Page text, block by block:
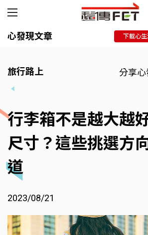
心發現文章 下載心
旅行路上 分享
行李箱不是越大越
尺寸？這些挑選方
道
2023/08/21